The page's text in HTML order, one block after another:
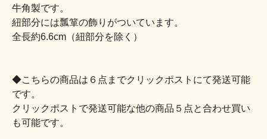
牛角製です。
紐部分には瓢箪の飾りがついています。
全長約6.6cm（紐部分を除く）
◆こちらの商品は６点までクリックポストにて発送可能
です。
クリックポストで発送可能な他の商品５点と合わせ買い
も可能です。